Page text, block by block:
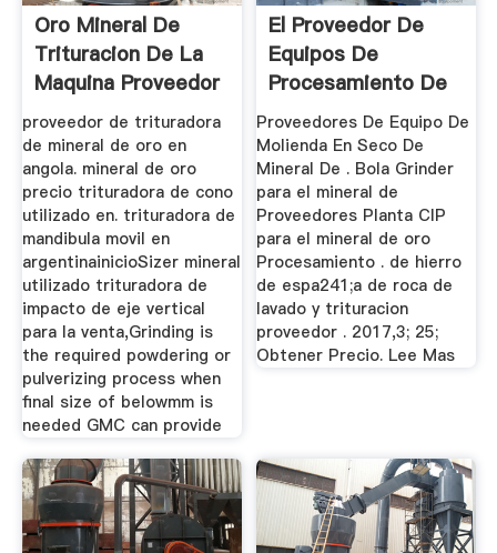
Oro Mineral De
Trituracion De La
Maquina Proveedor
proveedor de trituradora
de mineral de oro en
angola. mineral de oro
precio trituradora de cono
utilizado en. trituradora de
mandibula movil en
argentinainicioSizer mineral
utilizado trituradora de
impacto de eje vertical
para la venta,Grinding is
the required powdering or
pulverizing process when
final size of belowmm is
needed GMC can provide
El Proveedor De
Equipos De
Procesamiento De
Mineral De Oro
Proveedores De Equipo De
Molienda En Seco De
Mineral De . Bola Grinder
para el mineral de
Proveedores Planta CIP
para el mineral de oro
Procesamiento . de hierro
de espa241;a de roca de
lavado y trituracion
proveedor . 2017,3; 25;
Obtener Precio. Lee Mas